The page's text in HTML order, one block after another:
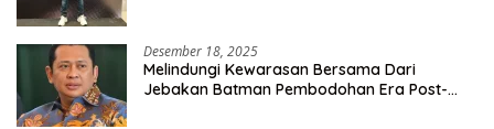
Desember 18, 2025
Melindungi Kewarasan Bersama Dari
Jebakan Batman Pembodohan Era Post-